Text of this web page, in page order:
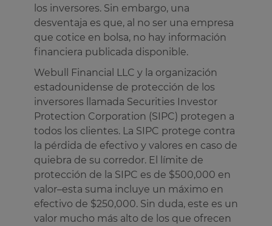
los inversores. Sin embargo, una
desventaja es que, al no ser una empresa
que cotice en bolsa, no hay información
financiera publicada disponible.
Webull Financial LLC y la organización
estadounidense de protección de los
inversores llamada Securities Investor
Protection Corporation (SIPC) protegen a
todos los clientes. La SIPC protege contra
la pérdida de efectivo y valores en caso de
quiebra de su corredor. El límite de
protección de la SIPC es de $500,000 en
valor–esta suma incluye un máximo en
efectivo de $250,000. Sin duda, este es un
valor mucho más alto de los que ofrecen